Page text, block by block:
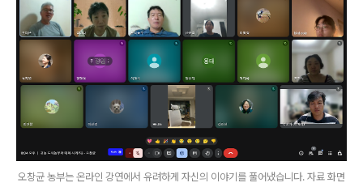
오창균 농부는 온라인 강연에서 유려하게 자신의 이야기를 풀어냈습니다. 자료 화면